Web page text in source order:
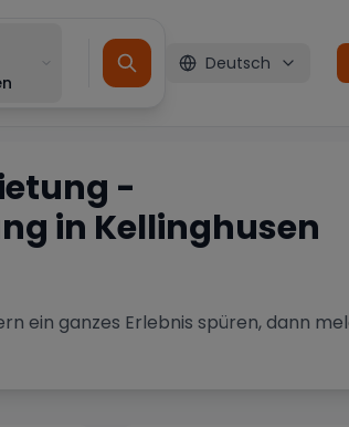
Deutsch
-
in Kellinghusen
ein ganzes Erlebnis spüren, dann